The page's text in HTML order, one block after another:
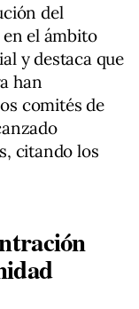
del
el ámbito
y destaca que
han
comités de
citando los